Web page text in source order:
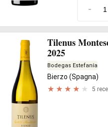
-
Tilenus
2025
Bodegas Estefanía
Bierzo (Spagna)
5